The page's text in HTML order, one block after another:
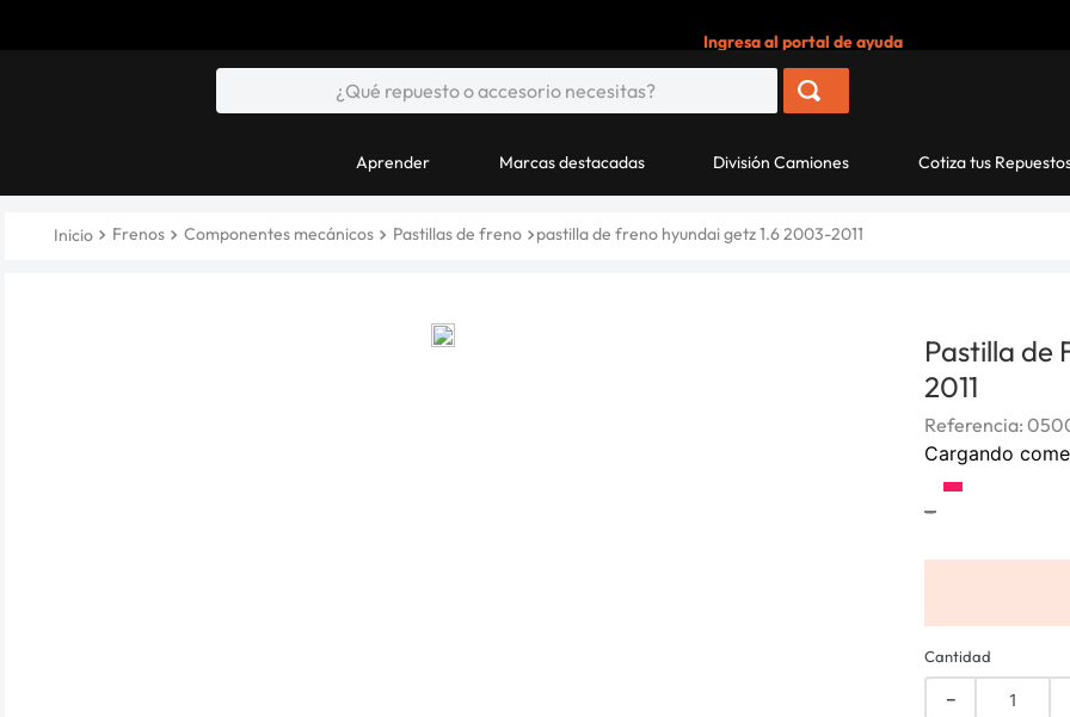
Ingresa al portal de ayuda
Aprender Marcas destacadas División Camiones Cotiza tus
Frenos Componentes mecánicos Pastillas de freno pastilla de freno hyundai getz 1.6 2003-2011
Pastilla de
2011
Referencia:
Cargando
-
Cantidad
－